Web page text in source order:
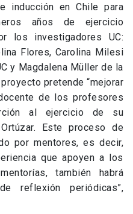
inducción en Chile para
años de ejercicio
los investigadores UC:
Flores, Carolina Milesi
y Magdalena Müller de la
pretende “mejorar
de los profesores
al ejercicio de su
Este proceso de
por mentores, es decir,
que apoyen a los
también habrá
reflexión periódicas”,